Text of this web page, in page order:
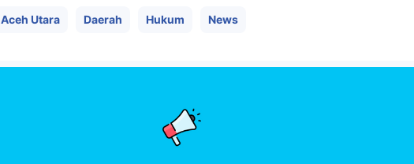
Aceh Utara Daerah Hukum News